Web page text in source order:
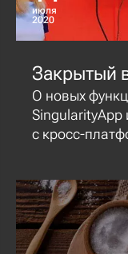
июля
2020
Закрытый
О новых
SingularityApp
с кросс-